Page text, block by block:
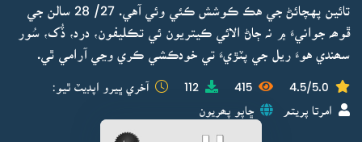
تائين پهچائڻ جي هڪ ڪوشش ڪئي وئي آهي. 27/ 28 سالن جي
ڦوھہ جوانيءَ ۾ نہ ڄاڻ الائي ڪيتريون ئي تڪليفون، درد، ڏُک، سُور
سھندي هوءَ ريل جي پٽڙيءَ تي خودڪشي ڪري وڃي آرامي ٿي.
4.5/5.0
415
112 آخري ڀيرو اپڊيٽ ٿيو:
امرتا پريتم ڇاپو پھريون